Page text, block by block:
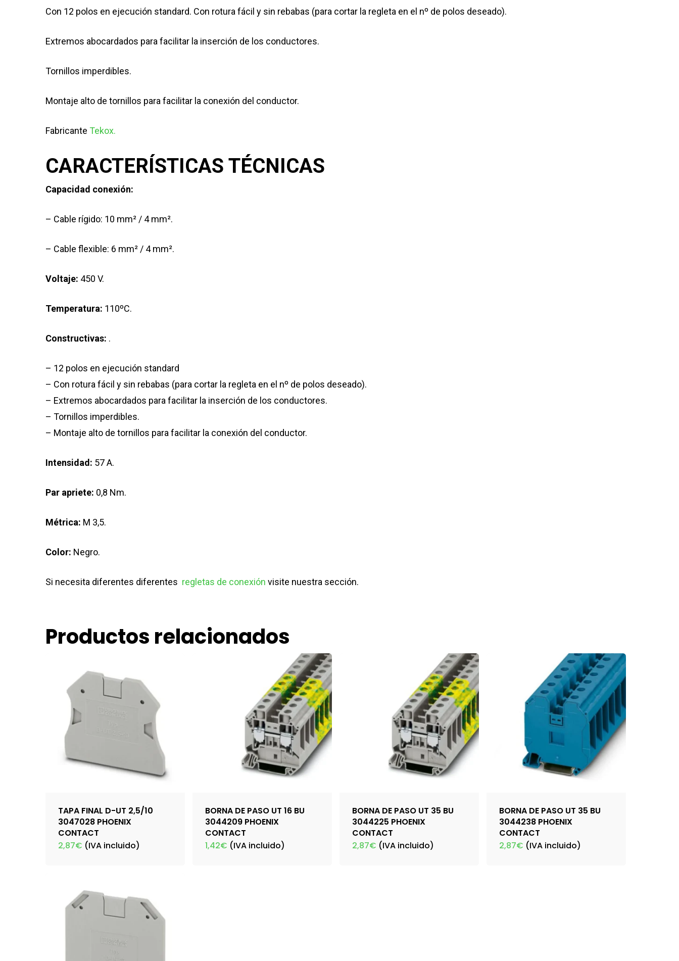
Con 12 polos en ejecución standard. Con rotura fácil y sin rebabas (para cortar la regleta en el nº de polos deseado).
Extremos abocardados para facilitar la inserción de los conductores.
Tornillos imperdibles.
Montaje alto de tornillos para facilitar la conexión del conductor.
Fabricante Tekox.
CARACTERÍSTICAS TÉCNICAS
Capacidad conexión:
– Cable rígido: 10 mm² / 4 mm².
– Cable flexible: 6 mm² / 4 mm².
Voltaje: 450 V.
Temperatura: 110ºC.
Constructivas: .
– 12 polos en ejecución standard
– Con rotura fácil y sin rebabas (para cortar la regleta en el nº de polos deseado).
– Extremos abocardados para facilitar la inserción de los conductores.
– Tornillos imperdibles.
– Montaje alto de tornillos para facilitar la conexión del conductor.
Intensidad: 57 A.
Par apriete: 0,8 Nm.
Métrica: M 3,5.
Color: Negro.
Si necesita diferentes diferentes regletas de conexión visite nuestra sección.
Productos relacionados
TAPA FINAL D-UT 2,5/10
3047028 PHOENIX
CONTACT
2,87€ (IVA incluido)
BORNA DE PASO UT 16 BU
3044209 PHOENIX
CONTACT
1,42€ (IVA incluido)
BORNA DE PASO UT 35 BU
3044225 PHOENIX
CONTACT
2,87€ (IVA incluido)
BORNA DE PASO UT 35 BU
3044238 PHOENIX
CONTACT
2,87€ (IVA incluido)